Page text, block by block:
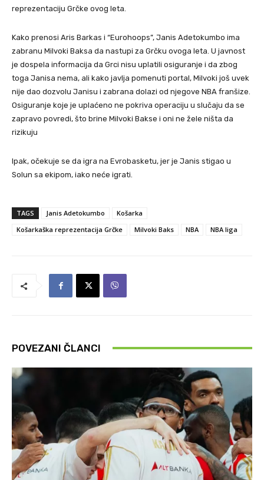
reprezentaciju Grčke ovog leta.
Kako prenosi Aris Barkas i “Eurohoops”, Janis Adetokumbo ima
zabranu Milvoki Baksa da nastupi za Grčku ovoga leta. U javnost
je dospela informacija da Grci nisu uplatili osiguranje i da zbog
toga Janisa nema, ali kako javlja pomenuti portal, Milvoki još uvek
nije dao dozvolu Janisu i zabrana dolazi od njegove NBA franšize.
Osiguranje koje je uplaćeno ne pokriva operaciju u slučaju da se
zapravo povredi, što brine Milvoki Bakse i oni ne žele ništa da
rizikuju
Ipak, očekuje se da igra na Evrobasketu, jer je Janis stigao u
Solun sa ekipom, iako neće igrati.
TAGS Janis Adetokumbo
Košarka
Košarkaška reprezentacija Grčke
Milvoki Baks NBA NBA liga
POVEZANI ČLANCI